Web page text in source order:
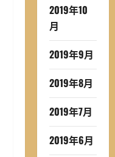
2019年10
月
2019年9月
2019年8月
2019年7月
2019年6月